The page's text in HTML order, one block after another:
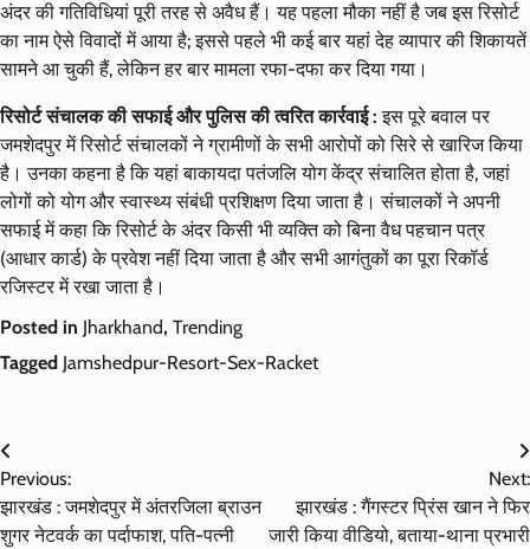
अंदर की गतिविधियां पूरी तरह से अवैध हैं। यह पहला मौका नहीं है जब इस रिसोर्ट
का नाम ऐसे विवादों में आया है; इससे पहले भी कई बार यहां देह व्यापार की शिकायतें
सामने आ चुकी हैं, लेकिन हर बार मामला रफा-दफा कर दिया गया।
रिसोर्ट संचालक की सफाई और पुलिस की त्वरित कार्रवाई :इस पूरे बवाल पर
जमशेदपुर में रिसोर्ट संचालकों ने ग्रामीणों के सभी आरोपों को सिरे से खारिज किया
है। उनका कहना है कि यहां बाकायदा पतंजलि योग केंद्र संचालित होता है, जहां
लोगों को योग और स्वास्थ्य संबंधी प्रशिक्षण दिया जाता है। संचालकों ने अपनी
सफाई में कहा कि रिसोर्ट के अंदर किसी भी व्यक्ति को बिना वैध पहचान पत्र
(आधार कार्ड) के प्रवेश नहीं दिया जाता है और सभी आगंतुकों का पूरा रिकॉर्ड
रजिस्टर में रखा जाता है।
Posted in Jharkhand, Trending
Tagged Jamshedpur-Resort-Sex-Racket
Post
navigation
Previous:
झारखंड : जमशेदपुर में अंतरजिला ब्राउन
शुगर नेटवर्क का पर्दाफाश, पति-पत्नी
Next:
झारखंड : गैंगस्टर प्रिंस खान ने फिर
जारी किया वीडियो, बताया-थाना प्रभारी